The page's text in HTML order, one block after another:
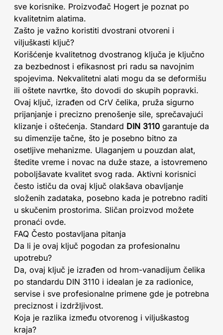
sve korisnike. Proizvođač Hogert je poznat po
kvalitetnim alatima.
Zašto je važno koristiti dvostrani otvoreni i
viljuškasti ključ?
Korišćenje kvalitetnog dvostranog ključa je ključno
za bezbednost i efikasnost pri radu sa navojnim
spojevima. Nekvalitetni alati mogu da se deformišu
ili oštete navrtke, što dovodi do skupih popravki.
Ovaj ključ, izrađen od CrV čelika, pruža sigurno
prijanjanje i precizno prenošenje sile, sprečavajući
klizanje i oštećenja. Standard DIN 3110 garantuje da
su dimenzije tačne, što je posebno bitno za
osetljive mehanizme. Ulaganjem u pouzdan alat,
štedite vreme i novac na duže staze, a istovremeno
poboljšavate kvalitet svog rada. Aktivni korisnici
često ističu da ovaj ključ olakšava obavljanje
složenih zadataka, posebno kada je potrebno raditi
u skučenim prostorima. Sličan proizvod možete
pronaći ovde.
FAQ Često postavljana pitanja
Da li je ovaj ključ pogodan za profesionalnu
upotrebu?
Da, ovaj ključ je izrađen od hrom-vanadijum čelika
po standardu DIN 3110 i idealan je za radionice,
servise i sve profesionalne primene gde je potrebna
preciznost i izdržljivost.
Koja je razlika između otvorenog i viljuškastog
kraja?